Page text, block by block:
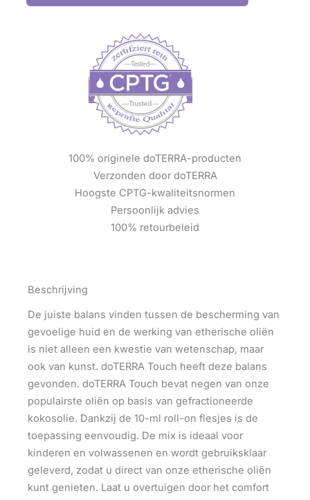
100% originele doTERRA-producten
Verzonden door doTERRA
Hoogste CPTG-kwaliteitsnormen
Persoonlijk advies
100% retourbeleid
Beschrijving
De juiste balans vinden tussen de bescherming van
gevoelige huid en de werking van etherische oliën
is niet alleen een kwestie van wetenschap, maar
ook van kunst. doTERRA Touch heeft deze balans
gevonden. doTERRA Touch bevat negen van onze
populairste oliën op basis van gefractioneerde
kokosolie. Dankzij de 10-ml roll-on flesjes is de
toepassing eenvoudig. De mix is ideaal voor
kinderen en volwassenen en wordt gebruiksklaar
geleverd, zodat u direct van onze etherische oliën
kunt genieten. Laat u overtuigen door het comfort